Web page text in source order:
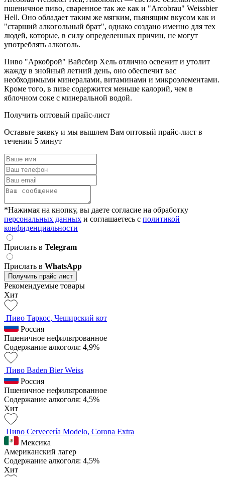
пшеничное пиво, сваренное так же как и "Arcobrau" Weissbier
Hell. Оно обладает таким же мягким, пьянящим вкусом как и
"старший алкогольный брат", однако создано именно для тех
людей, которые, в силу определенных причин, не могут
употреблять алкоголь.
Пиво "Аркоброй" Вайсбир Хель отлично освежит и утолит
жажду в знойный летний день, оно обеспечит вас
необходимыми минералами, витаминами и микроэлементами.
Кроме того, в пиве содержится меньше калорий, чем в
яблочном соке с минеральной водой.
Получить оптовый прайс-лист
Оставьте заявку и мы вышлем Вам оптовый прайс-лист в
течении 5 минут
*Нажимая на кнопку, вы даете согласие на обработку
персональных данных и соглашаетесь c политикой
конфиденциальности
Прислать в Telegram
Прислать в WhatsApp
Получить прайс лист
Рекомендуемые товары
Хит
Пиво Таркос, Чеширский кот
Россия
Пшеничное нефильтрованное
Содержание алкоголя: 4,9%
Пиво Baden Bier Weiss
Россия
Пшеничное нефильтрованное
Содержание алкоголя: 4,5%
Хит
Пиво Cervecería Modelo, Corona Extra
Мексика
Американский лагер
Содержание алкоголя: 4,5%
Хит